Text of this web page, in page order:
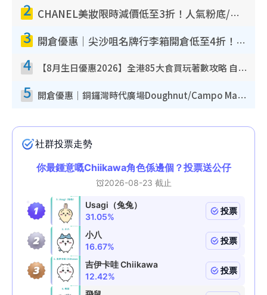
2 CHANEL美妝限時減價低至3折！人氣粉底/唇膏/精華液低至$275！COCO香水都有平
3 開倉優惠｜尖沙咀名牌行李箱開倉低至4折！一連5日 American Tourister/ace./Hallmark $200起！
4 【8月生日優惠2026】全港85大食買玩著數攻略 自助餐/火鍋放題同行免費＋誠品/DONKI送現金券
5 開倉優惠｜銅鑼灣時代廣場Doughnut/Campo Marzio開倉低至1折！背囊、書包、手袋劈價$200起